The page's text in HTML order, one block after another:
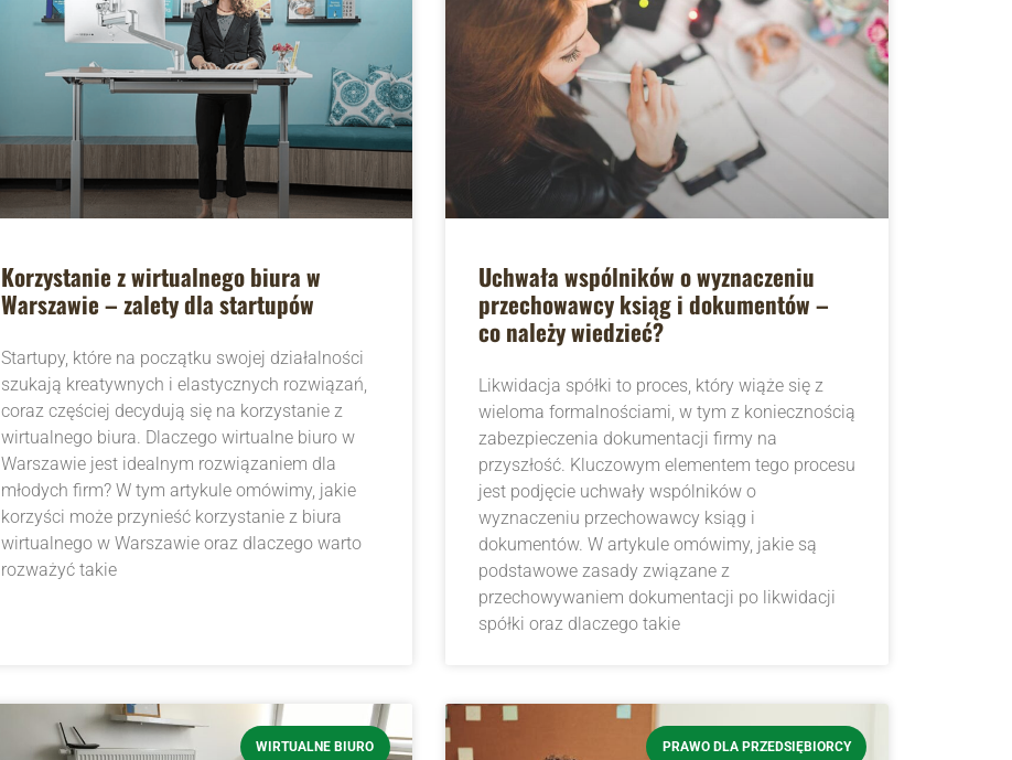
Korzystanie z wirtualnego biura w
Warszawie – zalety dla startupów
Startupy, które na początku swojej działalności
szukają kreatywnych i elastycznych rozwiązań,
coraz częściej decydują się na korzystanie z
wirtualnego biura. Dlaczego wirtualne biuro w
Warszawie jest idealnym rozwiązaniem dla
młodych firm? W tym artykule omówimy, jakie
korzyści może przynieść korzystanie z biura
wirtualnego w Warszawie oraz dlaczego warto
rozważyć takie
Uchwała wspólników o wyznaczeniu
przechowawcy ksiąg i dokumentów –
co należy wiedzieć?
Likwidacja spółki to proces, który wiąże się z
wieloma formalnościami, w tym z koniecznością
zabezpieczenia dokumentacji firmy na
przyszłość. Kluczowym elementem tego procesu
jest podjęcie uchwały wspólników o
wyznaczeniu przechowawcy ksiąg i
dokumentów. W artykule omówimy, jakie są
podstawowe zasady związane z
przechowywaniem dokumentacji po likwidacji
spółki oraz dlaczego takie
WIRTUALNE BIURO PRAWO DLA PRZEDSIĘBIORCY